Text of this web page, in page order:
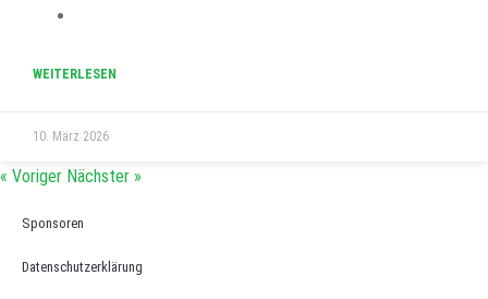
WEITERLESEN
10. März 2026
« Voriger Nächster »
Sponsoren
Datenschutzerklärung